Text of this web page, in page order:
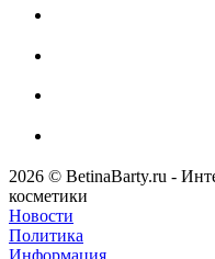
2026 © BetinaBarty.ru -
косметики
Новости
Политика
Информация